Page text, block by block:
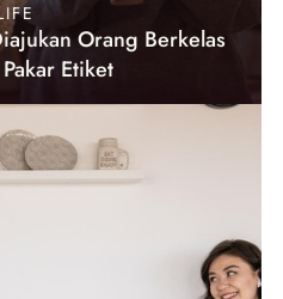
Orang Berkelas
Etiket